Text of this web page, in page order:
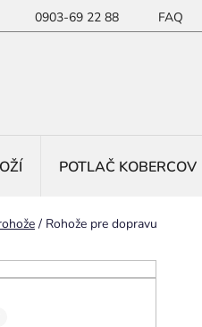
0903-69 22 88 FAQ
POTLAČ KOBERCOV
/ Rohože pre dopravu